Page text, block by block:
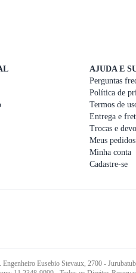
AJUDA E
Perguntas
Política de
Termos de
Entrega e
Trocas e
Meus pedidos
Minha conta
Cadastre-se
Eusebio Stevaux, 2700 -